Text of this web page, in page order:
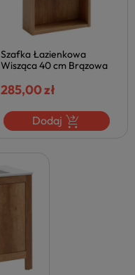
Szafka Łazienkowa
Wisząca 40 cm Brązowa
COMAD
285,00 zł
Dodaj